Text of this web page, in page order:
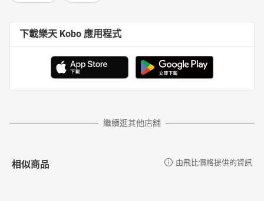
下載樂天 Kobo 應用程式
繼續逛其他店舖
相似商品 由飛比價格提供的資訊